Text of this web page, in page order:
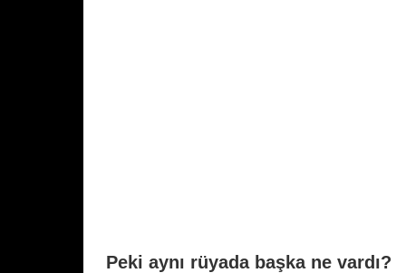
Peki aynı rüyada başka ne vardı?